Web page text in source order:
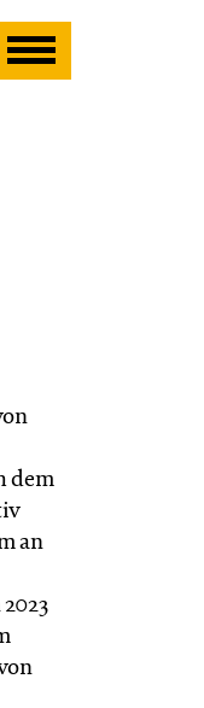
dem
an